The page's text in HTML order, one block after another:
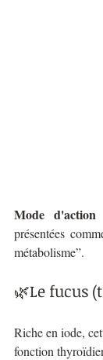
Mode d'action
présentées
métabolisme”.
🌿Le fucus
Riche en iode,
fonction